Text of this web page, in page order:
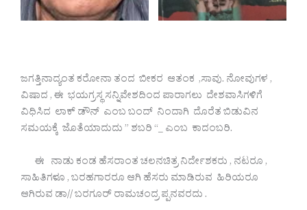
ಜಗತ್ತಿನಾದ್ಯಂತ ಕರೋನಾ ತಂದ ಬೀಕರ ಆತಂಕ ,ಸಾವು. ನೋವುಗಳ ,
ವಿಷಾದ , ಈ ಭಯಗ್ರಸ್ಥ ಸನ್ನಿವೇಶದಿಂದ ಪಾರಾಗಲು ದೇಶವಾಸಿಗಳಿಗೆ
ವಿಧಿಸಿದ ಲಾಕ್ ಡೌನ್ ಎಂಬ ಬಂದ್ ನಿಂದಾಗಿ ದೊರೆತ ಬಿಡುವಿನ
ಸಮಯಕ್ಕೆ ಜೊತೆಯಾದುದು ” ಶಬರಿ “_ ಎಂಬ ಕಾದಂಬರಿ.
ಈ ನಾಡು ಕಂಡ ಹೆಸರಾಂತ ಚಲನಚಿತ್ರ ನಿರ್ದೇಶಕರು , ನಟರೂ ,
ಸಾಹಿತಿಗಳೂ , ಬರಹಗಾರರೂ ಆಗಿ ಹೆಸರು ಮಾಡಿರುವ ಹಿರಿಯರೂ
ಆಗಿರುವ ಡಾ// ಬರಗೂರ್ ರಾಮಚಂದ್ರ ಪ್ಪನವರದು .